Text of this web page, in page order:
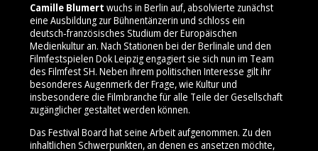
Camille Blumert wuchs in Berlin auf, absolvierte zunächst
eine Ausbildung zur Bühnentänzerin und schloss ein
deutsch‑französisches Studium der Europäischen
Medienkultur an. Nach Stationen bei der Berlinale und den
Filmfestspielen Dok Leipzig engagiert sie sich nun im Team
des Filmfest SH. Neben ihrem politischen Interesse gilt ihr
besonderes Augenmerk der Frage, wie Kultur und
insbesondere die Filmbranche für alle Teile der Gesellschaft
zugänglicher gestaltet werden können.
Das Festival Board hat seine Arbeit aufgenommen. Zu den
inhaltlichen Schwerpunkten, an denen es ansetzen möchte,